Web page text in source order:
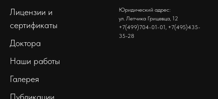
Лицензии и
сертификаты
Доктора
Наши работы
Галерея
Публикации
Юридический адрес:
ул. Летчика Грицевца, 12
+7(499)704-01-01, +7(495)435-
35-28